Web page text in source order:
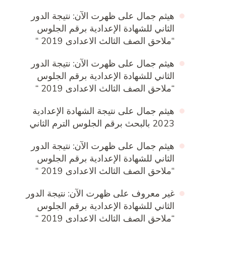
هيثم جمال على ظهرت الآن: نتيجة الدور
الثاني للشهادة الإعدادية برقم الجلوس
“ملاحق الصف الثالث الاعدادى 2019 “
هيثم جمال على ظهرت الآن: نتيجة الدور
الثاني للشهادة الإعدادية برقم الجلوس
“ملاحق الصف الثالث الاعدادى 2019 “
هيثم جمال على نتيجة الشهادة الإعدادية
2023 بالبحث برقم الجلوس الترم الثاني
هيثم جمال على ظهرت الآن: نتيجة الدور
الثاني للشهادة الإعدادية برقم الجلوس
“ملاحق الصف الثالث الاعدادى 2019 “
غير معروف على ظهرت الآن: نتيجة الدور
الثاني للشهادة الإعدادية برقم الجلوس
“ملاحق الصف الثالث الاعدادى 2019 “